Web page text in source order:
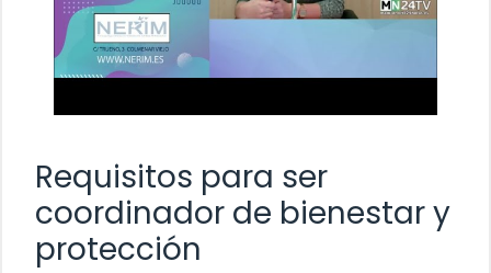
Requisitos para ser
coordinador de bienestar y
protección